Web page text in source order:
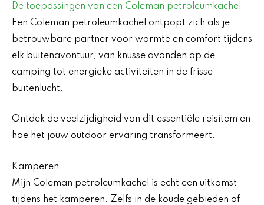
De toepassingen van een Coleman petroleumkachel
Een Coleman petroleumkachel ontpopt zich als je
betrouwbare partner voor warmte en comfort tijdens
elk buitenavontuur, van knusse avonden op de
camping tot energieke activiteiten in de frisse
buitenlucht.
Ontdek de veelzijdigheid van dit essentiële reisitem en
hoe het jouw outdoor ervaring transformeert.
Kamperen
Mijn Coleman petroleumkachel is echt een uitkomst
tijdens het kamperen. Zelfs in de koude gebieden of